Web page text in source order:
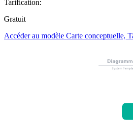
Tarification:
Gratuit
Accéder au modèle Carte conceptuelle,